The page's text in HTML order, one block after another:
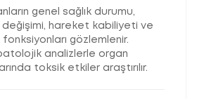
genel sağlık durumu,
değişimi, hareket kabiliyeti ve
gözlemlenir.
analizlerle organ
toksik etkiler araştırılır.